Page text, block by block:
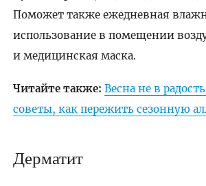
Поможет также ежедневная
использование в помещении
и медицинская маска.
Читайте также: Весна не в
советы, как пережить сезонную
Дерматит